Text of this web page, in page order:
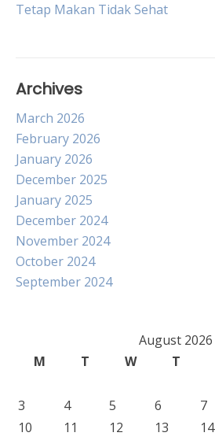
navigation
Tetap Makan Tidak Sehat
Archives
March 2026
February 2026
January 2026
December 2025
January 2025
December 2024
November 2024
October 2024
September 2024
August 2026
M
T W T
3
4 5 6 7
10
11 12 13 14